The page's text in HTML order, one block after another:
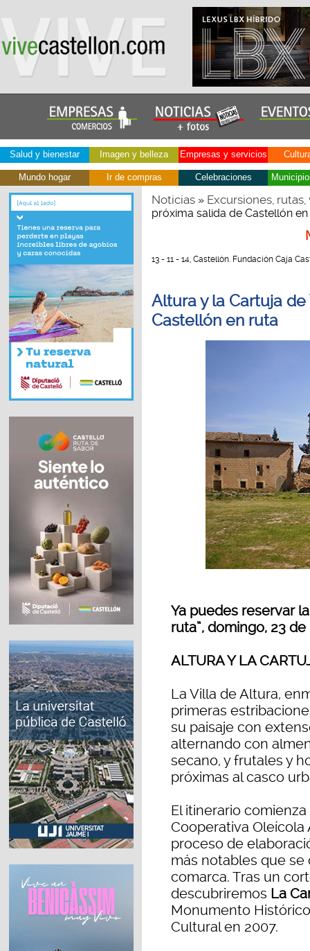
Salud y bienestar Imagen y belleza Empresas y servicios
Mundo hogar Ir de compras Celebraciones
Noticias» Excursiones,
próxima salida de Castellón
13 - 11 - 14, Castellón. Fundación Caja
Altura y la Cartuja
Castellón en ruta
Ya puedes reservar
ruta”, domingo, 23
ALTURA Y LA
La Villa de Altura,
primeras
su paisaje con
alternando con
secano, y frutales y
próximas al casco
El itinerario
Cooperativa
proceso de
más notables que
comarca. Tras un
descubriremos La
Monumento
Cultural en 2007.